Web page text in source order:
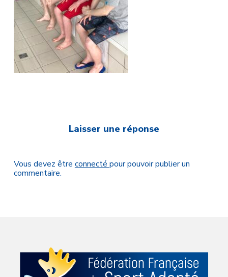
Laisser une réponse
Vous devez être connecté pour pouvoir publier un
commentaire.